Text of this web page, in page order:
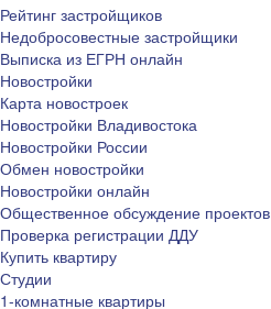
Рейтинг застройщиков
Недобросовестные застройщики
Выписка из ЕГРН онлайн
Новостройки
Карта новостроек
Новостройки Владивостока
Новостройки России
Обмен новостройки
Новостройки онлайн
Общественное обсуждение проектов
Проверка регистрации ДДУ
Купить квартиру
Студии
1-комнатные квартиры